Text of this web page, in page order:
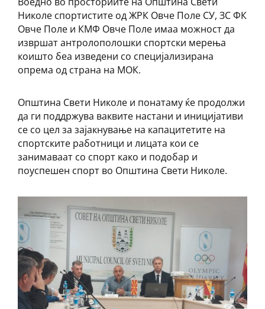
Николе спортистите од ЖРК Овче Поле СУ, ЗС ФК
Овче Поле и КМФ Овче Поле имаа можност да
извршат антролополошки спортски мерења
коишто беа изведени со специјализирана
опрема од страна на МОК.
Општина Свети Николе и понатаму ќе продолжи
да ги поддржува ваквите настани и иницијативи
се со цел за зајакнување на капацитетите на
спортските работници и лицата кои се
занимаваат со спорт како и подобар и
поуспешен спорт во Општина Свети Николе.